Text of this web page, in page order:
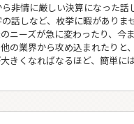
非情に厳しい決算になった話
話しなど、枚挙に暇がありま
ニーズが急に変わったり、今
の業界から攻め込まれたりと
きくなればなるほど、簡単に